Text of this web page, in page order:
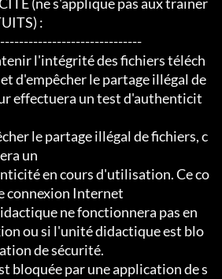
:
l'intégrité des fichiers téléch
d'empêcher le partage illégal de
effectuera un test d'authenticit
le partage illégal de fichiers, c
un
en cours d'utilisation. Ce co
connexion Internet
ne fonctionnera pas en
ou si l'unité didactique est blo
de sécurité.
bloquée par une application de s